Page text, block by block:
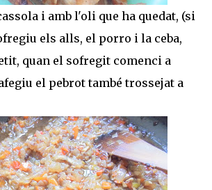
i amb l'oli que ha quedat, (si
els alls, el porro i la ceba,
quan el sofregit comenci a
el pebrot també trossejat a